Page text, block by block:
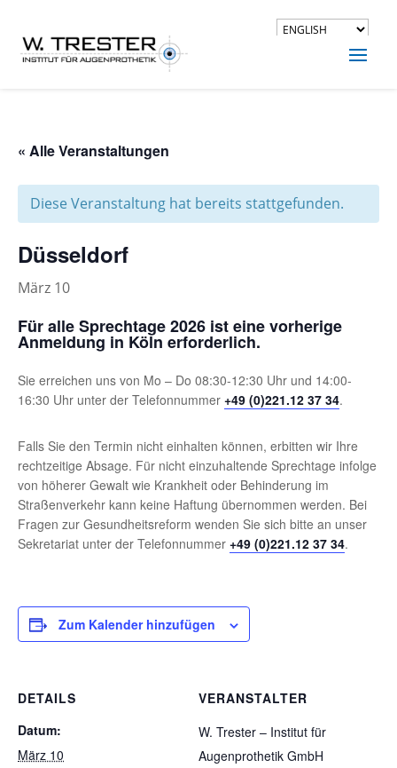
« Alle Veranstaltungen
Diese Veranstaltung hat bereits stattgefunden.
Düsseldorf
März 10
Für alle Sprechtage 2026 ist eine vorherige
Anmeldung in Köln erforderlich.
Sie erreichen uns von Mo – Do 08:30-12:30 Uhr und 14:00-
16:30 Uhr unter der Telefonnummer +49 (0)221.12 37 34.
Falls Sie den Termin nicht einhalten können, erbitten wir Ihre
rechtzeitige Absage. Für nicht einzuhaltende Sprechtage infolge
von höherer Gewalt wie Krankheit oder Behinderung im
Straßenverkehr kann keine Haftung übernommen werden. Bei
Fragen zur Gesundheitsreform wenden Sie sich bitte an unser
Sekretariat unter der Telefonnummer +49 (0)221.12 37 34.
Zum Kalender hinzufügen
DETAILS
Datum:
März 10
VERANSTALTER
W. Trester – Institut für
Augenprothetik GmbH